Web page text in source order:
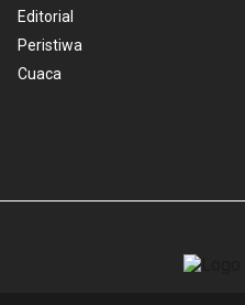
Editorial
Peristiwa
Cuaca